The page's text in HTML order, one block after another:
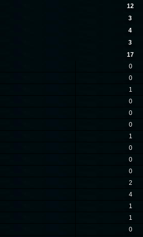
12
3
4
3
17
0
0
1
0
0
0
1
0
0
0
2
4
1
1
0